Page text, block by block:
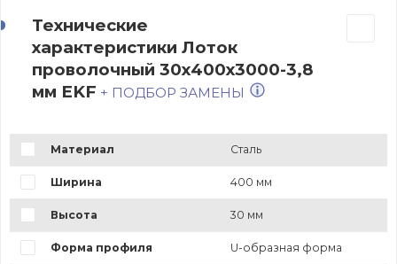
Технические
характеристики Лоток
проволочный 30х400х3000-3,8
мм EKF + ПОДБОР ЗАМЕНЫ
Материал Сталь
Ширина 400 мм
Высота 30 мм
Форма профиля U-образная форма